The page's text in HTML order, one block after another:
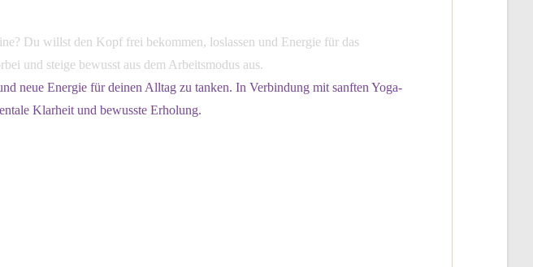
neue Energie für deinen Alltag zu tanken. In Verbindung mit sanften Yoga-
Klarheit und bewusste Erholung.